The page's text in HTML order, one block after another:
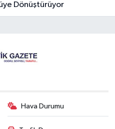
Dönüştürüyor
Hava Durumu